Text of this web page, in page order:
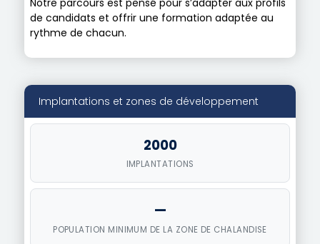
de candidats et offrir une formation adaptée au
rythme de chacun.
Implantations et zones de développement
2000
IMPLANTATIONS
—
POPULATION MINIMUM DE LA ZONE DE CHALANDISE